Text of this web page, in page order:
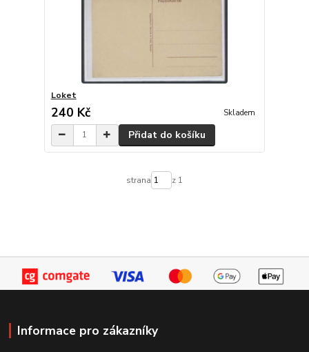
Loket
240 Kč Skladem
Přidat do košíku
strana z 1
Informace pro zákazníky